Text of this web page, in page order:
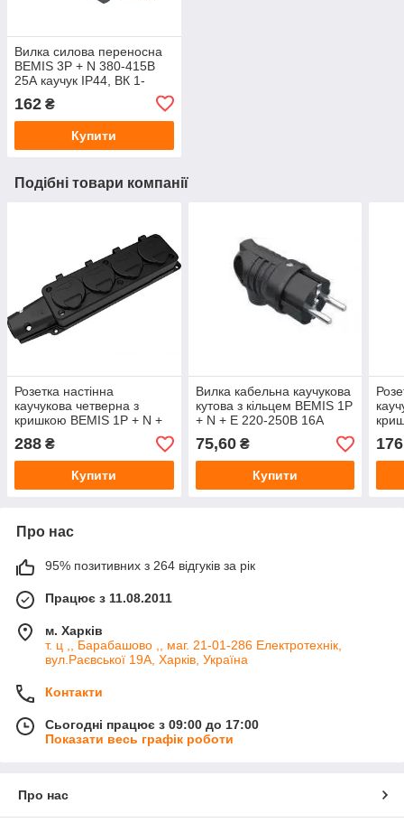
Вилка силова переносна
BEMIS 3P + N 380-415В
25А каучук IP44, ВК 1-
162 ₴
Купити
Подібні товари компанії
Розетка настінна
каучукова четверна з
кришкою BEMIS 1P + N +
E 220-250В 16А IP54, ВК1-
1402-3614
288 ₴
Купити
Вилка кабельна каучукова
кутова з кільцем BEMIS 1P
+ N + E 220-250В 16А
IP44, BK1-1402-2021
75,60₴
Купити
E
Про нас
95% позитивних з 264 відгуків за рік
Працює з 11.08.2011
м. Харків
т. ц ,, Барабашово ,, маг. 21-01-286 Електротехнік,
вул.Раєвської 19А, Харків, Україна
Контакти
Сьогодні працює з 09:00 до 17:00
Показати весь графік роботи
Про нас